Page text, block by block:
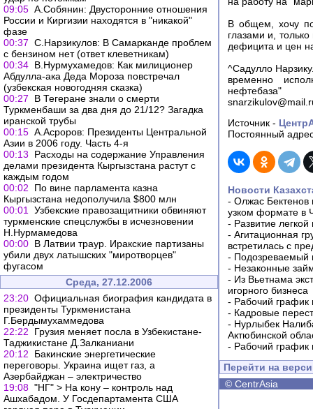
09:05 А.Собянин: Двусторонние отношения
России и Киргизии находятся в "никакой"
фазе
00:37 С.Нарзикулов: В Самарканде проблем
с бензином нет (ответ клеветникам)
00:34 В.Нурмухамедов: Как милиционер
Абдулла-ака Деда Мороза повстречал
(узбекская новогодняя сказка)
00:27
В Тегеране знали о смерти
Туркменбаши за два дня до 21/12? Загадка
иранской трубы
00:15 А.Асроров: Президенты Центральной
Азии в 2006 году. Часть 4-я
00:13
Расходы на содержание Управления
делами президента Кыргызстана растут с
каждым годом
00:02
По вине парламента казна
Кыргызстана недополучила $800 млн
00:01
Узбекские правозащитники обвиняют
туркменские спецслужбы в исчезновении
Н.Нурмамедова
00:00 В Латвии траур. Иракские партизаны
убили двух латышских "миротворцев"
фугасом
Среда, 27.12.2006
23:20 Официальная биография кандидата в
президенты Туркменистана
Г.Бердымухаммедова
22:22
Грузия меняет посла в Узбекистане-
Таджикистане Д.Залканиани
20:12
Бакинские энергетические
переговоры. Украина ищет газ, а
Азербайджан – электричество
19:08 "НГ" > На кону – контроль над
Ашхабадом. У Госдепартамента США
В общем, хочу
глазами и,
дефицита и цен
^Садулло
временно
нефтебаза"
Источник -
Постоянный
Новости
- Олжас Бектенов
узком формате в
- Развитие
- Агитационная
встретилась с
- Подозреваемый
- Незаконные
- Из Вьетнама
игорного бизнеса
- Рабочий график
- Кадровые
- Нурлыбек
Актюбинской
- Рабочий график
Перейти на
© CentrAsia